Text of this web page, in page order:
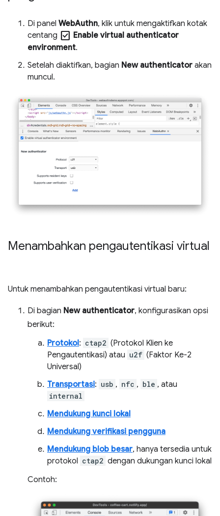
Di panel WebAuthn, klik untuk mengaktifkan kotak
centang check_box Enable virtual authenticator
environment.
Setelah diaktifkan, bagian New authenticator akan
muncul.
Menambahkan pengautentikasi virtual
Untuk menambahkan pengautentikasi virtual baru:
Di bagian New authenticator, konfigurasikan opsi
berikut:
Protokol: ctap2 (Protokol Klien ke
Pengautentikasi) atau u2f (Faktor Ke-2
Universal)
Transportasi: usb , nfc , ble , atau
internal
Mendukung kunci lokal
Mendukung verifikasi pengguna
Mendukung blob besar, hanya tersedia untuk
protokol ctap2 dengan dukungan kunci lokal
Contoh: